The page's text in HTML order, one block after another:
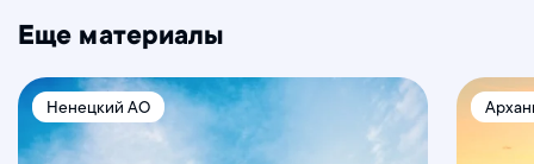
Еще материалы
Ненецкий АО